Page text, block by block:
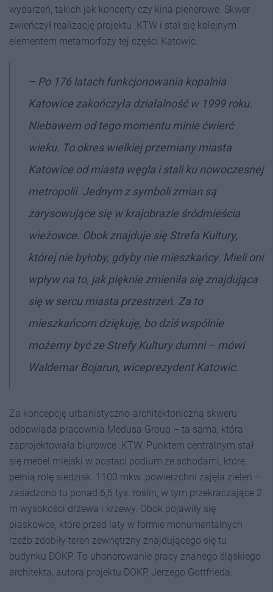
wydarzeń, takich jak koncerty czy kina plenerowe. Skwer
zwieńczył realizację projektu .KTW i stał się kolejnym
elementem metamorfozy tej części Katowic.
– Po 176 latach funkcjonowania kopalnia
Katowice zakończyła działalność w 1999 roku.
Niebawem od tego momentu minie ćwierć
wieku. To okres wielkiej przemiany miasta
Katowice od miasta węgla i stali ku nowoczesnej
metropolii. Jednym z symboli zmian są
zarysowujące się w krajobrazie śródmieścia
wieżowce. Obok znajduje się Strefa Kultury,
której nie byłoby, gdyby nie mieszkańcy. Mieli oni
wpływ na to, jak pięknie zmieniła się znajdująca
się w sercu miasta przestrzeń. Za to
mieszkańcom dziękuję, bo dziś wspólnie
możemy być ze Strefy Kultury dumni – mówi
Waldemar Bojarun, wiceprezydent Katowic.
Za koncepcję urbanistyczno-architektoniczną skweru
odpowiada pracownia Medusa Group – ta sama, która
zaprojektowała biurowce .KTW. Punktem centralnym stał
się mebel miejski w postaci podium ze schodami, które
pełnią rolę siedzisk. 1100 mkw. powierzchni zajęła zieleń –
zasadzono tu ponad 6,5 tys. roślin, w tym przekraczające 2
m wysokości drzewa i krzewy. Obok pojawiły się
piaskowce, które przed laty w formie monumentalnych
rzeźb zdobiły teren zewnętrzny znajdującego się tu
budynku DOKP. To uhonorowanie pracy znanego śląskiego
architekta, autora projektu DOKP, Jerzego Gottfrieda.